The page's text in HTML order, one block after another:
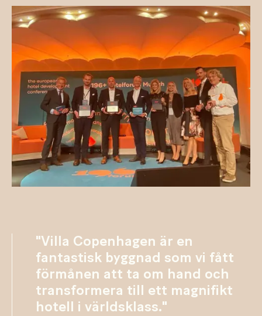
"Villa Copenhagen är en
fantastisk byggnad som vi fått
förmånen att ta om hand och
transformera till ett magnifikt
hotell i världsklass."